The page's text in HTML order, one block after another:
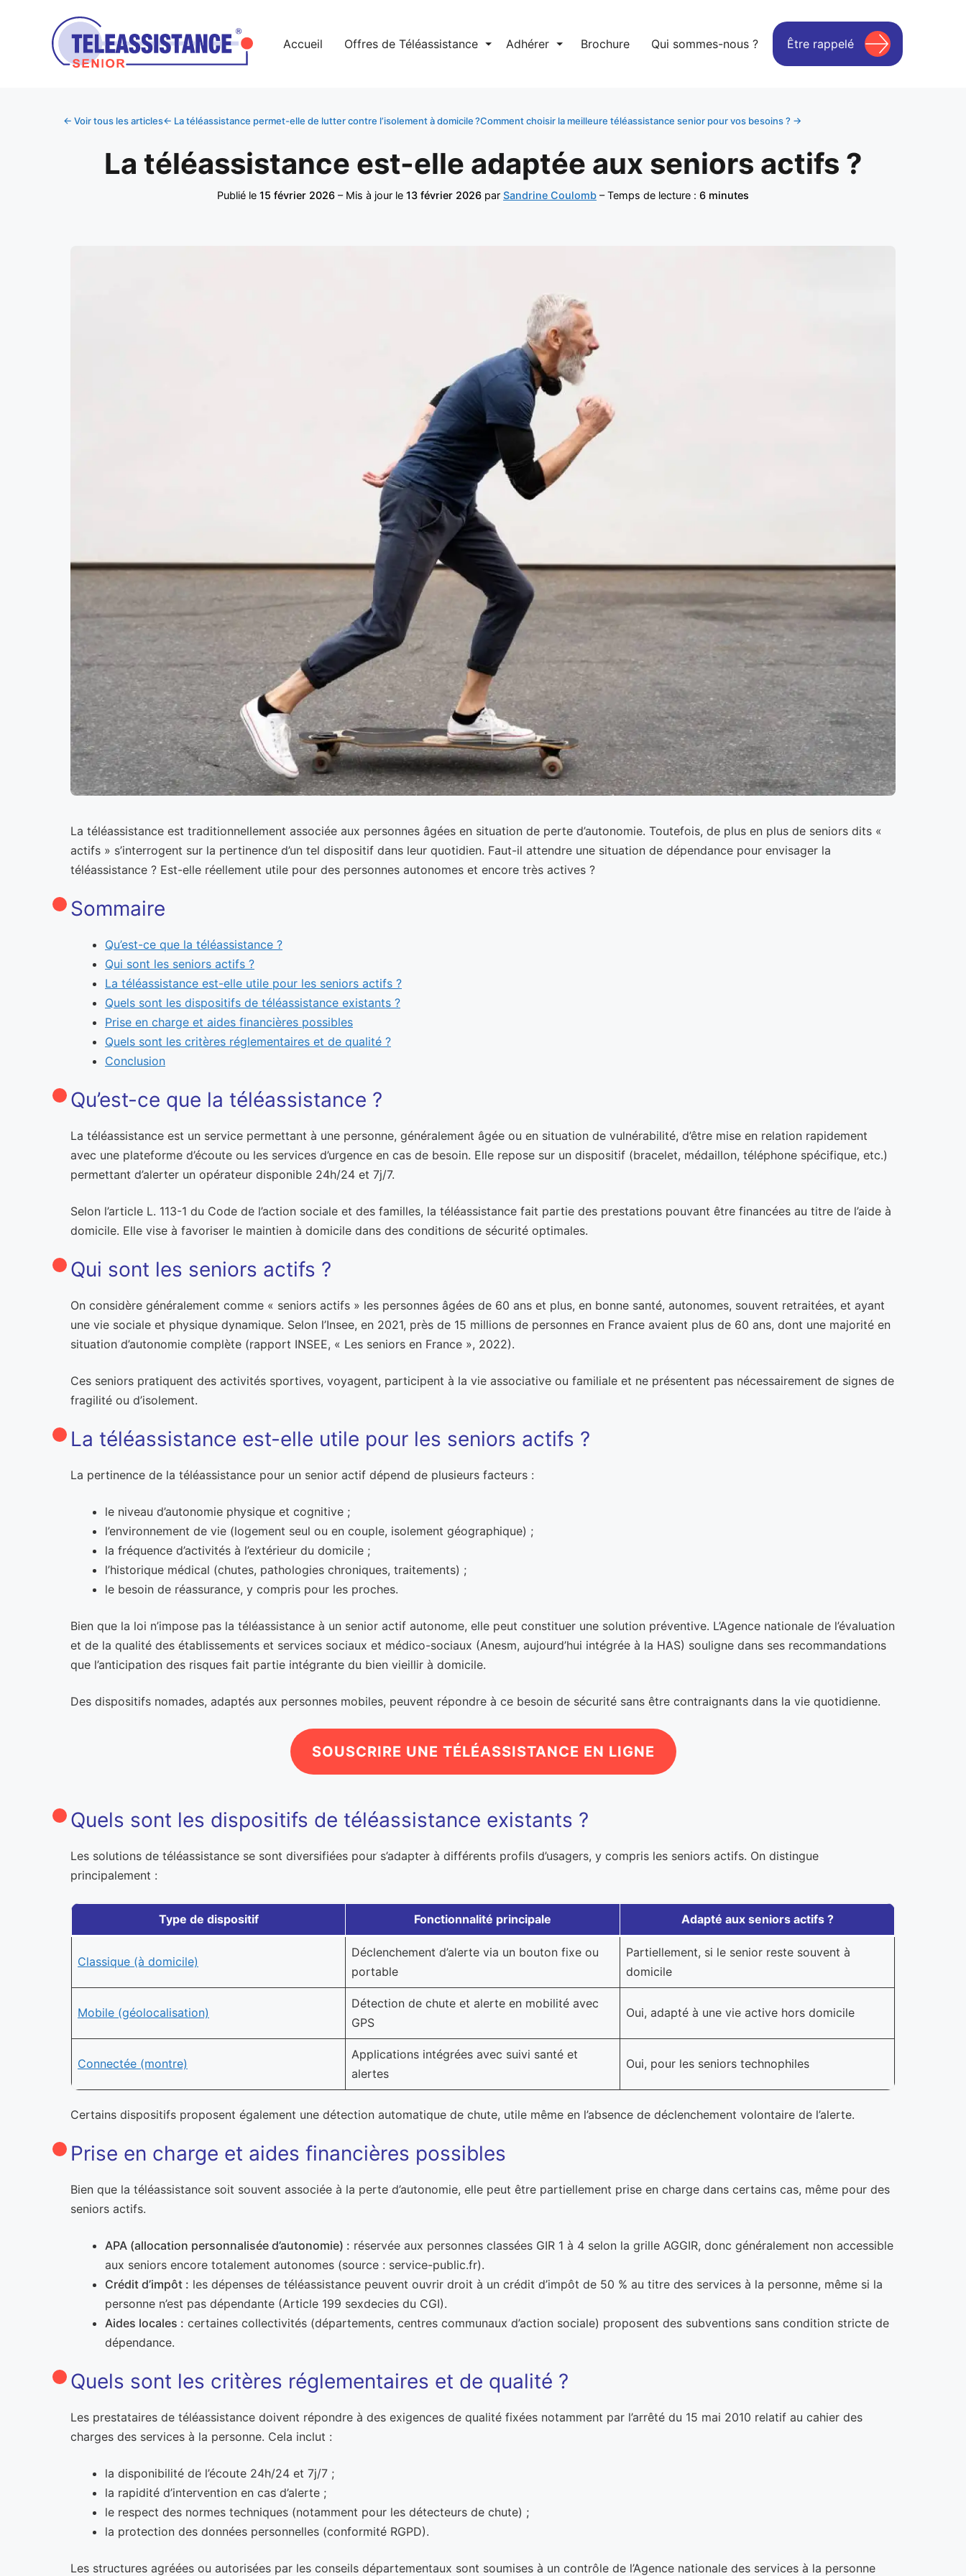
Accueil Offres de Téléassistance ⏷ Adhérer ⏷ Brochure Qui sommes-nous ? Être rappelé
← Voir tous les articles← La téléassistance permet-elle de lutter contre l’isolement à domicile ?Comment choisir la meilleure téléassistance senior pour vos besoins ? →
La téléassistance est-elle adaptée aux seniors actifs ?
Publié le 15 février 2026 – Mis à jour le 13 février 2026 par Sandrine Coulomb – Temps de lecture : 6 minutes
La téléassistance est traditionnellement associée aux personnes âgées en situation de perte d’autonomie. Toutefois, de plus en plus de seniors dits «
actifs » s’interrogent sur la pertinence d’un tel dispositif dans leur quotidien. Faut-il attendre une situation de dépendance pour envisager la
téléassistance ? Est-elle réellement utile pour des personnes autonomes et encore très actives ?
Sommaire
Qu’est-ce que la téléassistance ?
Qui sont les seniors actifs ?
La téléassistance est-elle utile pour les seniors actifs ?
Quels sont les dispositifs de téléassistance existants ?
Prise en charge et aides financières possibles
Quels sont les critères réglementaires et de qualité ?
Conclusion
Qu’est-ce que la téléassistance ?
La téléassistance est un service permettant à une personne, généralement âgée ou en situation de vulnérabilité, d’être mise en relation rapidement
avec une plateforme d’écoute ou les services d’urgence en cas de besoin. Elle repose sur un dispositif (bracelet, médaillon, téléphone spécifique, etc.)
permettant d’alerter un opérateur disponible 24h/24 et 7j/7.
Selon l’article L. 113-1 du Code de l’action sociale et des familles, la téléassistance fait partie des prestations pouvant être financées au titre de l’aide à
domicile. Elle vise à favoriser le maintien à domicile dans des conditions de sécurité optimales.
Qui sont les seniors actifs ?
On considère généralement comme « seniors actifs » les personnes âgées de 60 ans et plus, en bonne santé, autonomes, souvent retraitées, et ayant
une vie sociale et physique dynamique. Selon l’Insee, en 2021, près de 15 millions de personnes en France avaient plus de 60 ans, dont une majorité en
situation d’autonomie complète (rapport INSEE, « Les seniors en France », 2022).
Ces seniors pratiquent des activités sportives, voyagent, participent à la vie associative ou familiale et ne présentent pas nécessairement de signes de
fragilité ou d’isolement.
La téléassistance est-elle utile pour les seniors actifs ?
La pertinence de la téléassistance pour un senior actif dépend de plusieurs facteurs :
le niveau d’autonomie physique et cognitive ;
l’environnement de vie (logement seul ou en couple, isolement géographique) ;
la fréquence d’activités à l’extérieur du domicile ;
l’historique médical (chutes, pathologies chroniques, traitements) ;
le besoin de réassurance, y compris pour les proches.
Bien que la loi n’impose pas la téléassistance à un senior actif autonome, elle peut constituer une solution préventive. L’Agence nationale de l’évaluation
et de la qualité des établissements et services sociaux et médico-sociaux (Anesm, aujourd’hui intégrée à la HAS) souligne dans ses recommandations
que l’anticipation des risques fait partie intégrante du bien vieillir à domicile.
Des dispositifs nomades, adaptés aux personnes mobiles, peuvent répondre à ce besoin de sécurité sans être contraignants dans la vie quotidienne.
SOUSCRIRE UNE TÉLÉASSISTANCE EN LIGNE
Quels sont les dispositifs de téléassistance existants ?
Les solutions de téléassistance se sont diversifiées pour s’adapter à différents profils d’usagers, y compris les seniors actifs. On distingue
principalement :
Type de dispositif Fonctionnalité principale Adapté aux seniors actifs ?
Classique (à domicile)
Déclenchement d’alerte via un bouton fixe ou
portable
Partiellement, si le senior reste souvent à
domicile
Mobile (géolocalisation)
Détection de chute et alerte en mobilité avec
GPS
Oui, adapté à une vie active hors domicile
Connectée (montre)
Applications intégrées avec suivi santé et
alertes
Oui, pour les seniors technophiles
Certains dispositifs proposent également une détection automatique de chute, utile même en l’absence de déclenchement volontaire de l’alerte.
Prise en charge et aides financières possibles
Bien que la téléassistance soit souvent associée à la perte d’autonomie, elle peut être partiellement prise en charge dans certains cas, même pour des
seniors actifs.
APA (allocation personnalisée d’autonomie) : réservée aux personnes classées GIR 1 à 4 selon la grille AGGIR, donc généralement non accessible
aux seniors encore totalement autonomes (source : service-public.fr).
Crédit d’impôt : les dépenses de téléassistance peuvent ouvrir droit à un crédit d’impôt de 50 % au titre des services à la personne, même si la
personne n’est pas dépendante (Article 199 sexdecies du CGI).
Aides locales : certaines collectivités (départements, centres communaux d’action sociale) proposent des subventions sans condition stricte de
dépendance.
Quels sont les critères réglementaires et de qualité ?
Les prestataires de téléassistance doivent répondre à des exigences de qualité fixées notamment par l’arrêté du 15 mai 2010 relatif au cahier des
charges des services à la personne. Cela inclut :
la disponibilité de l’écoute 24h/24 et 7j/7 ;
la rapidité d’intervention en cas d’alerte ;
le respect des normes techniques (notamment pour les détecteurs de chute) ;
la protection des données personnelles (conformité RGPD).
Les structures agréées ou autorisées par les conseils départementaux sont soumises à un contrôle de l’Agence nationale des services à la personne